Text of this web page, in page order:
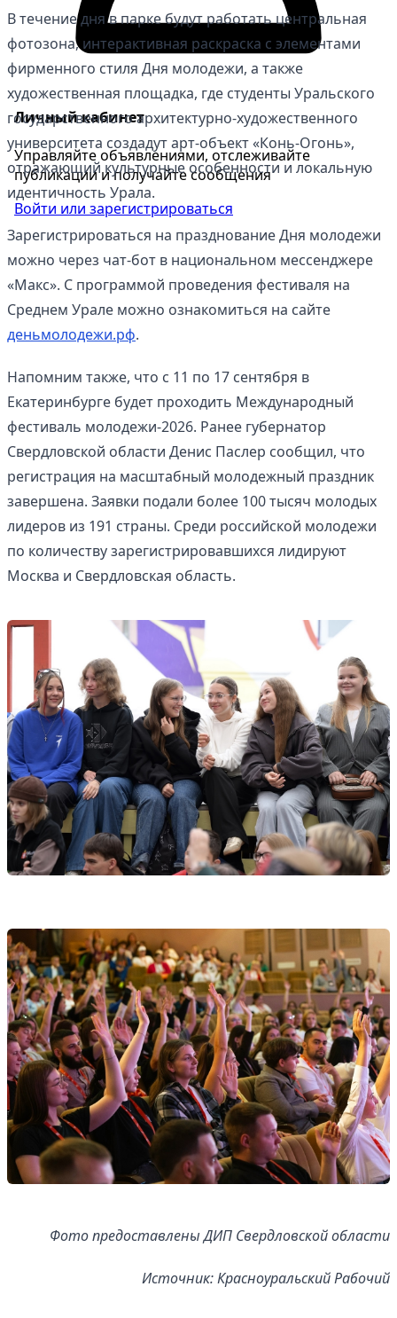
Личный кабинет
Управляйте объявлениями, отслеживайте
публикации и получайте сообщения
Войти или зарегистрироваться
В течение дня в парке будут работать центральная
фотозона, интерактивная раскраска с элементами
фирменного стиля Дня молодежи, а также
художественная площадка, где студенты Уральского
государственного архитектурно-художественного
университета создадут арт-объект «Конь-Огонь»,
отражающий культурные особенности и локальную
идентичность Урала.
Зарегистрироваться на празднование Дня молодежи
можно через чат-бот в национальном мессенджере
«Макс». С программой проведения фестиваля на
Среднем Урале можно ознакомиться на сайте
деньмолодежи.рф.
Напомним также, что с 11 по 17 сентября в
Екатеринбурге будет проходить Международный
фестиваль молодежи-2026. Ранее губернатор
Свердловской области Денис Паслер сообщил, что
регистрация на масштабный молодежный праздник
завершена. Заявки подали более 100 тысяч молодых
лидеров из 191 страны. Среди российской молодежи
по количеству зарегистрировавшихся лидируют
Москва и Свердловская область.
Фото предоставлены ДИП Свердловской области
Источник: Красноуральский Рабочий